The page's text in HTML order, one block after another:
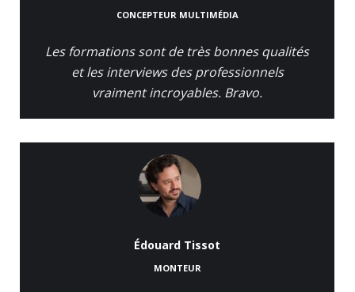
CONCEPTEUR MULTIMÉDIA
Les formations sont de très bonnes qualités
et les interviews des professionnels
vraiment incroyables. Bravo.
Édouard Tissot
MONTEUR